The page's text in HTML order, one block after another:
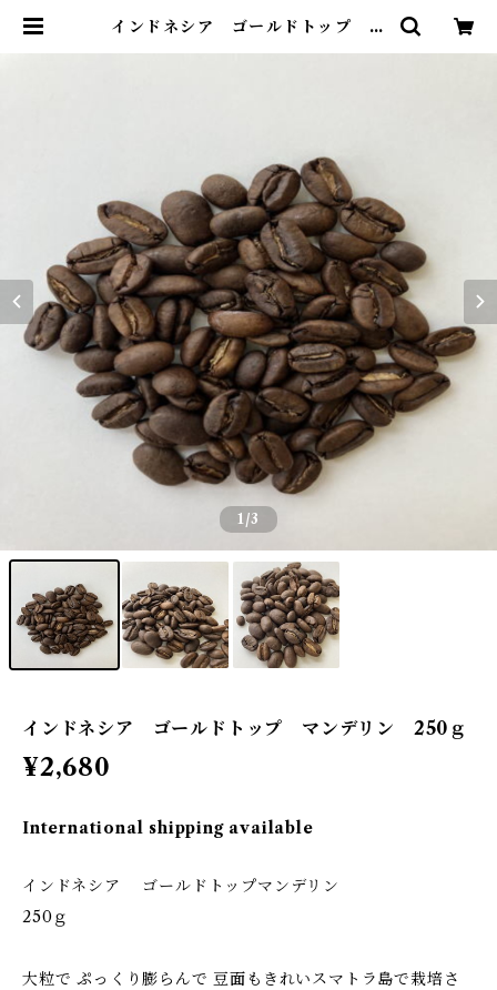
インドネシア ゴールドトップ マ
1/3
インドネシア ゴールドトップ マンデリン 250ｇ
¥2,680
International shipping available
インドネシア ゴールドトップマンデリン
250ｇ
大粒で ぷっくり膨らんで 豆面もきれいスマトラ島で栽培さ